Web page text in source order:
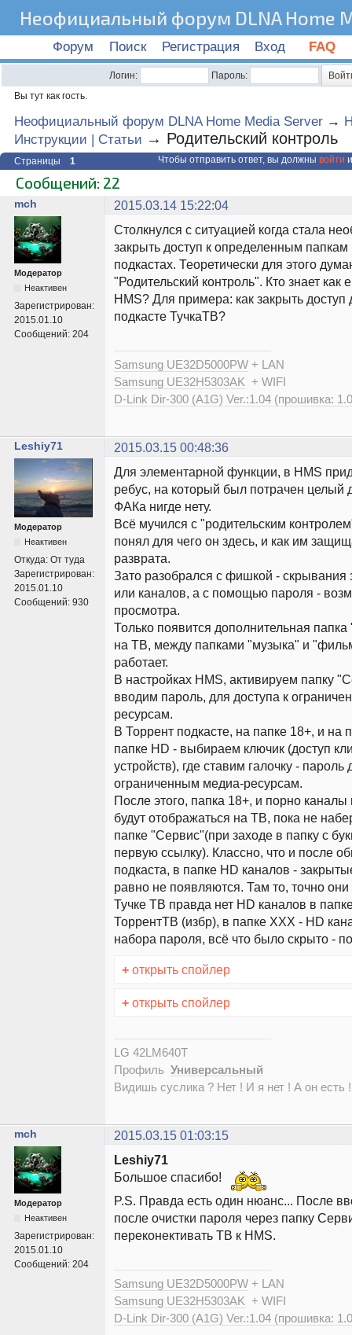
Неофициальный форум DLNA Home
Форум Поиск Регистрация Вход FAQ
Логин:
Пароль:
Вы тут как гость.
Неофициальный форум DLNA Home Media Server →
Инструкции | Статьи → Родительский контроль
Страницы 1 Чтобы отправить ответ, вы должны войти
Сообщений: 22
mch 2015.03.14 15:22:04
Модератор
Неактивен
Зарегистрирован:
2015.01.10
Сообщений: 204
Столкнулся с ситуацией когда стала
закрыть доступ к определенным папкам
подкастах. Теоретически для этого
"Родительский контроль". Кто знает как
HMS? Для примера: как закрыть доступ
подкасте ТучкаТВ?
Samsung UE32D5000PW + LAN
Samsung UE32H5303AK + WIFI
D-Link Dir-300 (A1G) Ver.:1.04 (прошивка:
Leshiy71 2015.03.15 00:48:36
Модератор
Неактивен
Откуда: От туда
Зарегистрирован:
2015.01.10
Сообщений: 930
Для элементарной функции, в HMS
ребус, на который был потрачен целый
ФАКа нигде нету.
Всё мучился с "родительским
понял для чего он здесь, и как им
разврата.
Зато разобрался с фишкой - скрывания
или каналов, а с помощью пароля -
просмотра.
Только появится дополнительная
на ТВ, между папками "музыка" и
работает.
В настройках HMS, активируем папку
вводим пароль, для доступа к
ресурсам.
В Торрент подкасте, на папке 18+, и на
папке HD - выбираем ключик (доступ
устройств), где ставим галочку - пароль
ограниченным медиа-ресурсам.
После этого, папка 18+, и порно каналы
будут отображаться на ТВ, пока не
папке "Сервис"(при заходе в папку с
первую ссылку). Классно, что и после
подкаста, в папке HD каналов -
равно не появляются. Там то, точно
Тучке ТВ правда нет HD каналов в
ТоррентТВ (избр), в папке XXX - HD
набора пароля, всё что было скрыто -
+ открыть спойлер
+ открыть спойлер
LG 42LM640T
Профиль Универсальный
Видишь суслика ? Нет ! И я нет ! А он есть
mch 2015.03.15 01:03:15
Модератор
Неактивен
Зарегистрирован:
2015.01.10
Сообщений: 204
Leshiy71
Большое спасибо!
P.S. Правда есть один нюанс... После
после очистки пароля через папку
переконективать ТВ к HMS.
Samsung UE32D5000PW + LAN
Samsung UE32H5303AK + WIFI
D-Link Dir-300 (A1G) Ver.:1.04 (прошивка: